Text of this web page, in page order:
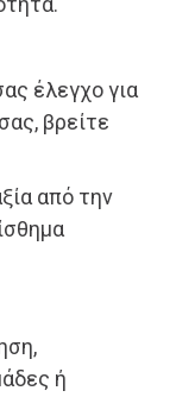
έλεγχο για
βρείτε
από την
ή